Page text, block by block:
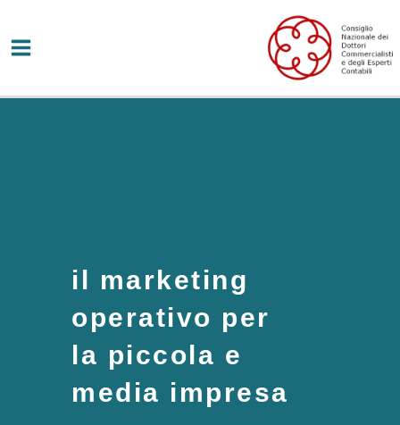
contenuto
il marketing
operativo per
la piccola e
media impresa